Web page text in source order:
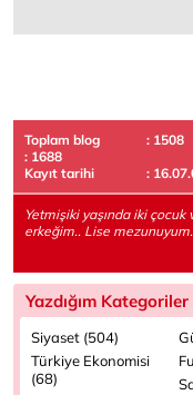
Toplam blog
: 1508
: 1688
Kayıt tarihi
:
Yetmişiki yaşında iki
erkeğim.. Lise
Yazdığım Kategoriler
Siyaset (504)
Türkiye Ekonomisi
(68)